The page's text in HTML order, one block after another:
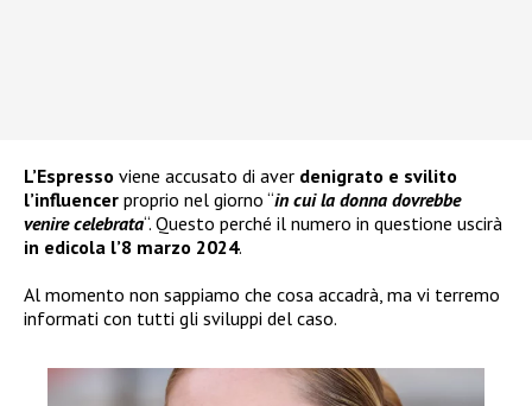
L’Espresso viene accusato di aver denigrato e svilito
l’influencer proprio nel giorno “in cui la donna dovrebbe
venire celebrata“. Questo perché il numero in questione uscirà
in edicola l’8 marzo 2024.
Al momento non sappiamo che cosa accadrà, ma vi terremo
informati con tutti gli sviluppi del caso.